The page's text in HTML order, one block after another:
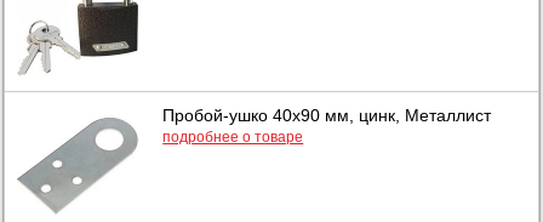
Пробой-ушко 40х90 мм, цинк, Металлист
подробнее о товаре